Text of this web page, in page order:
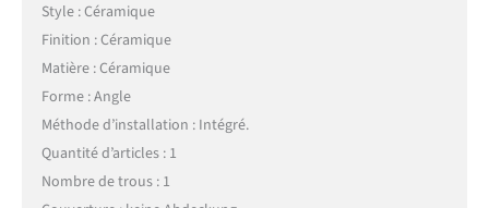
Style : Céramique
Finition : Céramique
Matière : Céramique
Forme : Angle
Méthode d’installation : Intégré.
Quantité d’articles : 1
Nombre de trous : 1